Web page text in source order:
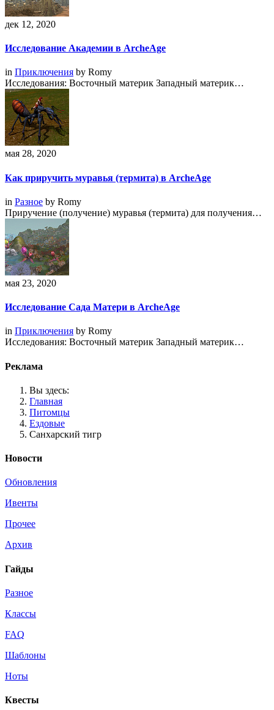
дек 12, 2020
Исследование Академии в ArcheAge
in Приключения by Romy
Исследования: Восточный материк Западный материк…
мая 28, 2020
Как приручить муравья (термита) в ArcheAge
in Разное by Romy
Приручение (получение) муравья (термита) для получения…
мая 23, 2020
Исследование Сада Матери в ArcheAge
in Приключения by Romy
Исследования: Восточный материк Западный материк…
Реклама
Вы здесь:
Главная
Питомцы
Ездовые
Санхарский тигр
Новости
Обновления
Ивенты
Прочее
Архив
Гайды
Разное
Классы
FAQ
Шаблоны
Ноты
Квесты